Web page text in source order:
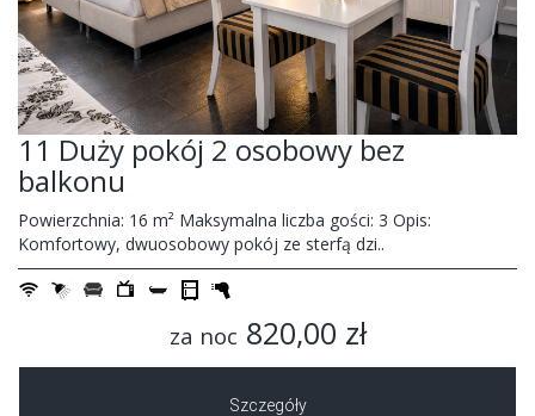
11 Duży pokój 2 osobowy bez
balkonu
Powierzchnia: 16 m² Maksymalna liczba gości: 3 Opis:
Komfortowy, dwuosobowy pokój ze sterfą dzi..
za noc 820,00 zł
Szczegóły